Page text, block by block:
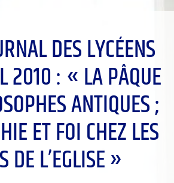
DES LYCÉENS
2010 : « LA PÂQUE
ANTIQUES ;
ET FOI CHEZ LES
DE L’EGLISE »